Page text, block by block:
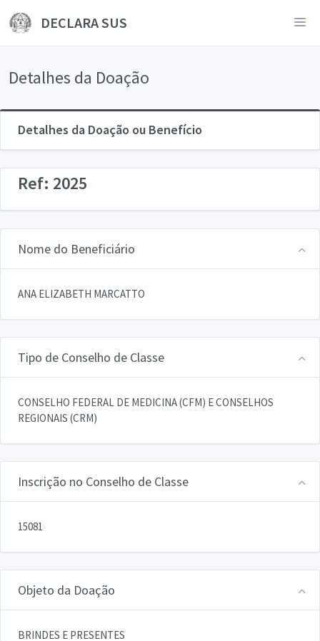
DECLARA SUS
Detalhes da Doação
Detalhes da Doação ou Benefício
Ref: 2025
Nome do Beneficiário
ANA ELIZABETH MARCATTO
Tipo de Conselho de Classe
CONSELHO FEDERAL DE MEDICINA (CFM) E CONSELHOS
REGIONAIS (CRM)
Inscrição no Conselho de Classe
15081
Objeto da Doação
BRINDES E PRESENTES